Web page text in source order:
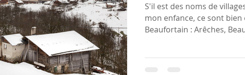
S'il est des noms de
mon enfance, ce sont bien
Beaufortain : Arêches,